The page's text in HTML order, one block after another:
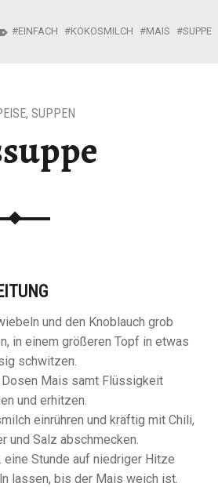
, SUPPEN
und den Knoblauch grob
in einem größeren Topf in etwas
schwitzen.
Mais samt Flüssigkeit
und erhitzen.
einrühren und kräftig mit Chili,
und Salz abschmecken.
eine Stunde auf niedriger Hitze
lassen, bis der Mais weich ist.
EINFACH KOKOSMILCH MAIS SUPPE